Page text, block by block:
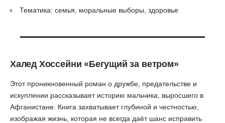
Тематика: семья, моральные выборы, здоровье
Халед Хоссейни«Бегущий за ветром»
Этот проникновенный роман о дружбе, предательстве и
искуплении рассказывает историю мальчика, выросшего в
Афганистане. Книга захватывает глубиной и честностью,
изображая жизнь, которая не всегда даёт шанс исправить